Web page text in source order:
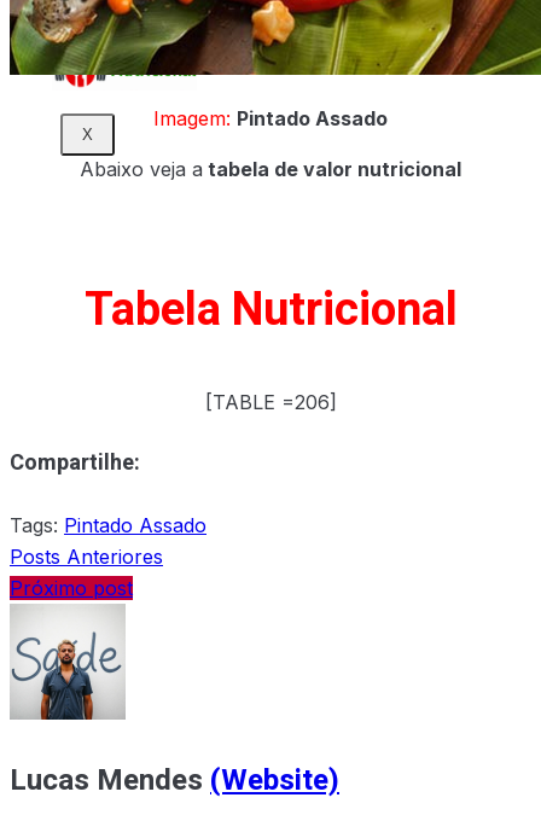
X
Imagem: Pintado Assado
Abaixo veja a tabela de valor nutricional
Tabela Nutricional
[TABLE =206]
Compartilhe:
Tags: Pintado Assado
Posts Anteriores
Próximo post
Lucas Mendes (Website)